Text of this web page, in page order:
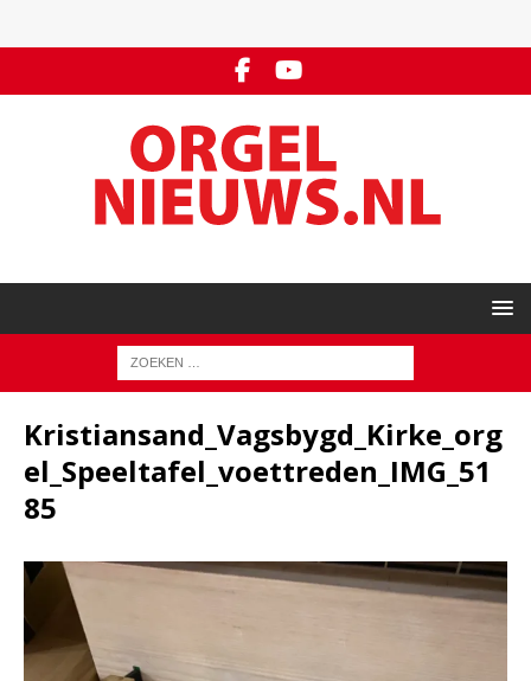
Kristiansand_Vagsbygd_Kirke_org
el_Speeltafel_voettreden_IMG_51
85